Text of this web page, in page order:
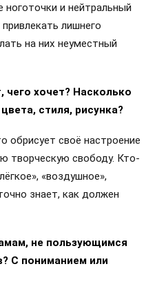
и нейтральный
лишнего
на них неуместный
чего хочет? Насколько
стиля, рисунка?
обрисует своё настроение
творческую свободу. Кто-
«воздушное»,
знает, как должен
не пользующимся
С пониманием или